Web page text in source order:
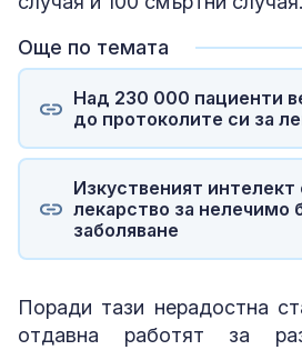
Още по темата
Над 230 000 пациенти
до протоколите си за
Изкуственият
лекарство за нелечимо
заболяване
Поради тази нерадостна
отдавна работят за